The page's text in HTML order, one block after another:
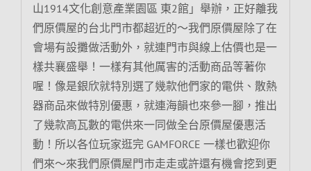
山1914文化創意產業園區 東2館」舉辦，正好離我
們原價屋的台北門市都超近的～我們原價屋除了在
會場有設攤做活動外，就連門市與線上估價也是一
樣共襄盛舉！一樣有其他厲害的活動商品等著你
喔！像是銀欣就特別選了幾款他們家的電供、散熱
器商品來做特別優惠，就連海韻也來參一腳，推出
了幾款高瓦數的電供來一同做全台原價屋優惠活
動！所以各位玩家逛完 GAMFORCE 一樣也歡迎你
們來～來我們原價屋門市走走或許還有機會挖到更